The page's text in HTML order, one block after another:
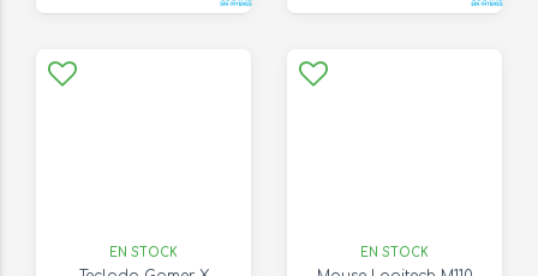
EN STOCK EN STOCK